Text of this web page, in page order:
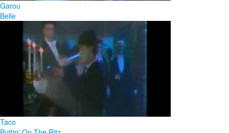
Garou
Belle
Taco